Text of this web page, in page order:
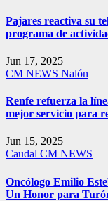
Pajares reactiva su
programa de
Jun 17, 2025
CM NEWS Nalón
Renfe refuerza la
mejor servicio para
Jun 15, 2025
Caudal CM NEWS
Oncólogo Emilio
Un Honor para